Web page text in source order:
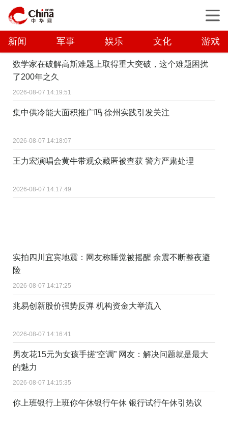
新闻 军事 娱乐 文化 游戏
数学家在破解高斯难题上取得重大突破，这个难题困扰
了200年之久
2026-08-07 14:19:51
集中供冷能大面积推广吗 徐州实践引发关注
2026-08-07 14:18:07
王力宏演唱会黄牛带观众藏匿被查获 警方严肃处理
2026-08-07 14:17:49
实拍四川宜宾地震：网友称睡觉被摇醒 余震不断整夜避
险
2026-08-07 14:17:25
兆易创新股价强势反弹 机构资金大举流入
2026-08-07 14:16:41
男友花15元为女孩手搓“空调” 网友：解决问题就是最大
的魅力
2026-08-07 14:15:35
你上班银行上班你午休银行午休 银行试行午休引热议